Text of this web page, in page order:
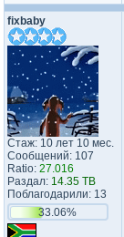
fixbaby
Стаж: 10 лет 10 мес.
Сообщений: 107
Ratio: 27.016
Раздал: 14.35 TB
Поблагодарили: 13
33.06%